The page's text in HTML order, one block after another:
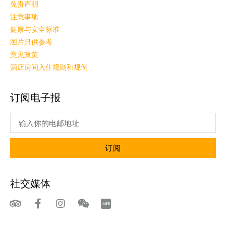
免责声明
注意事项
健康与安全标准
图片只供参考
意见政策
酒店房间入住规则和规例
订阅电子报
订阅
社交媒体